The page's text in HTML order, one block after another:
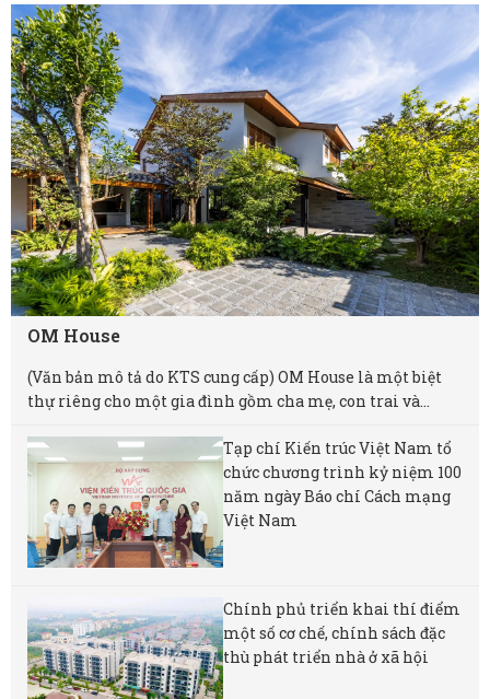
OM House
(Văn bản mô tả do KTS cung cấp) OM House là một biệt
thự riêng cho một gia đình gồm cha mẹ, con trai và...
Tạp chí Kiến trúc Việt Nam tổ
chức chương trình kỷ niệm 100
năm ngày Báo chí Cách mạng
Việt Nam
Chính phủ triển khai thí điểm
một số cơ chế, chính sách đặc
thù phát triển nhà ở xã hội